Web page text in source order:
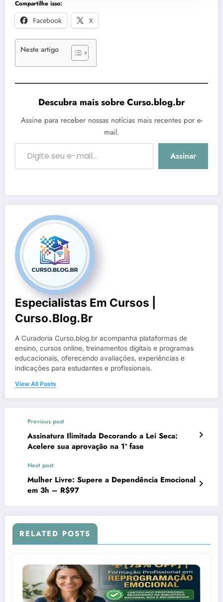
Compartilhe isso:
Facebook
X
Neste artigo
Descubra mais sobre Curso.blog.br
Assine para receber nossas notícias mais recentes por e-
mail.
Digite seu e-mail…
Assinar
Especialistas Em Cursos |
Curso.blog.br
A Curadoria Curso.blog.br acompanha plataformas de
ensino, cursos online, treinamentos digitais e programas
educacionais, oferecendo avaliações, experiências e
indicações para estudantes e profissionais.
View All Posts
Previous post
Assinatura Ilimitada Decorando a Lei Seca:
Acelere sua aprovação na 1ª fase
Next post
Mulher Livre: Supere a Dependência Emocional
em 3h – R$97
RELATED POSTS